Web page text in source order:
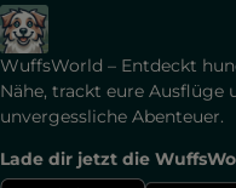
WuffsWorld – Entdeckt
Nähe, trackt eure Ausflüge
unvergessliche Abenteuer.
Lade dir jetzt die